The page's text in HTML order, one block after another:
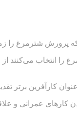
را انتخاب
کارآفرین برتر
عمرانی و